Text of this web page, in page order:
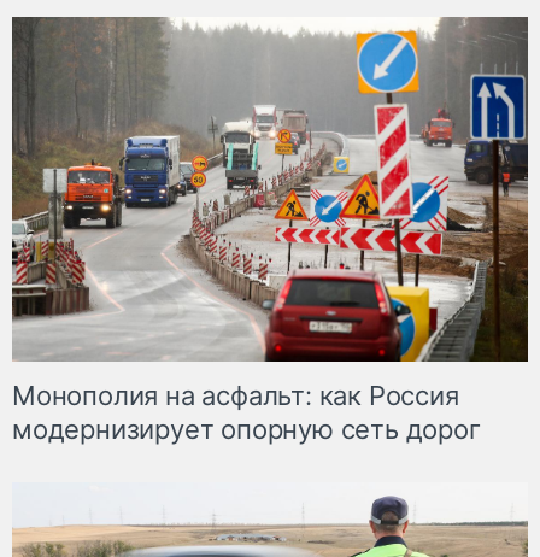
Монополия на асфальт: как Россия
модернизирует опорную сеть дорог